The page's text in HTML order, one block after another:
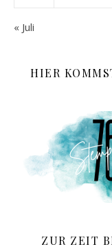
« Juli
HIER
ZUR ZEIT